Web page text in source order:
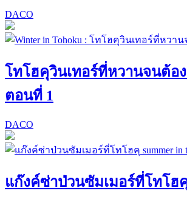
DACO
โทโฮคุวินเทอร์ที่หวานจนต้อ
ตอนที่ 1
DACO
แก๊งค์ซ่าป่วนซัมเมอร์ที่โทโฮ